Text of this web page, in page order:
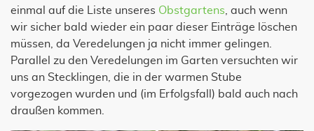
einmal auf die Liste unseres Obstgartens , auch wenn
wir sicher bald wieder ein paar dieser Einträge löschen
müssen, da Veredelungen ja nicht immer gelingen.
Parallel zu den Veredelungen im Garten versuchten wir
uns an Stecklingen, die in der warmen Stube
vorgezogen wurden und (im Erfolgsfall) bald auch nach
draußen kommen.